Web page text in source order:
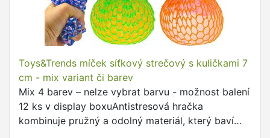
Toys&Trends míček síťkový strečový s kuličkami 7
cm - mix variant či barev
Mix 4 barev – nelze vybrat barvu - možnost balení
12 ks v display boxuAntistresová hračka
kombinuje pružný a odolný materiál, který baví